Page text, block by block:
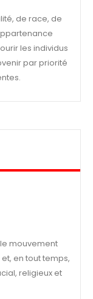
de race, de
les individus
par priorité
mouvement
en tout temps,
religieux et